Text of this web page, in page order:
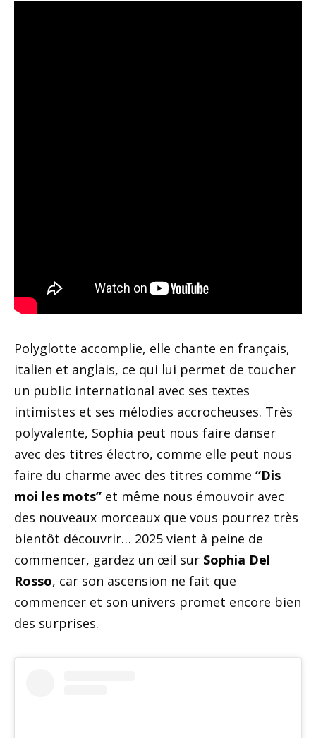
Polyglotte accomplie, elle chante en français,
italien et anglais, ce qui lui permet de toucher
un public international avec ses textes
intimistes et ses mélodies accrocheuses. Très
polyvalente, Sophia peut nous faire danser
avec des titres électro, comme elle peut nous
faire du charme avec des titres comme “Dis
moi les mots” et même nous émouvoir avec
des nouveaux morceaux que vous pourrez très
bientôt découvrir… 2025 vient à peine de
commencer, gardez un œil sur Sophia Del
Rosso, car son ascension ne fait que
commencer et son univers promet encore bien
des surprises.